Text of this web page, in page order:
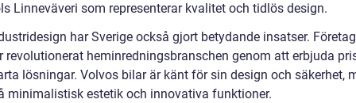
Linneväveri som representerar kvalitet och tidlös design.
har Sverige också gjort betydande insatser.
revolutionerat heminredningsbranschen genom att erbjuda
lösningar. Volvos bilar är känt för sin design och säkerhet,
minimalistisk estetik och innovativa funktioner.